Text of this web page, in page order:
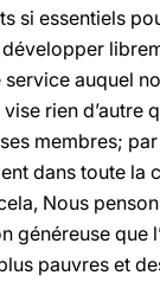
si essentiels
développer
auquel
rien d’autre
membres;
dans toute la
Nous
généreuse que
pauvres et